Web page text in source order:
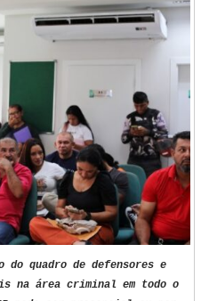
do quadro de defensores e
na área criminal em todo o